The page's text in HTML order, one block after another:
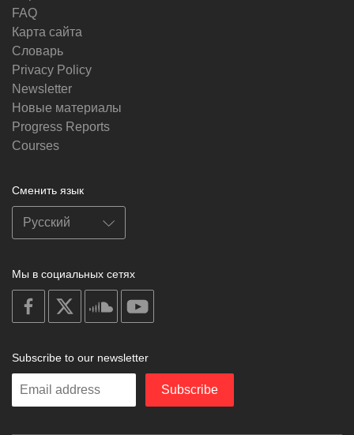
FAQ
Карта сайта
Словарь
Privacy Policy
Newsletter
Новые материалы
Progress Reports
Courses
Сменить язык
Мы в социальных сетях
on
facebook
soundcloud
Subscribe to our newsletter
Enter
Subscribe